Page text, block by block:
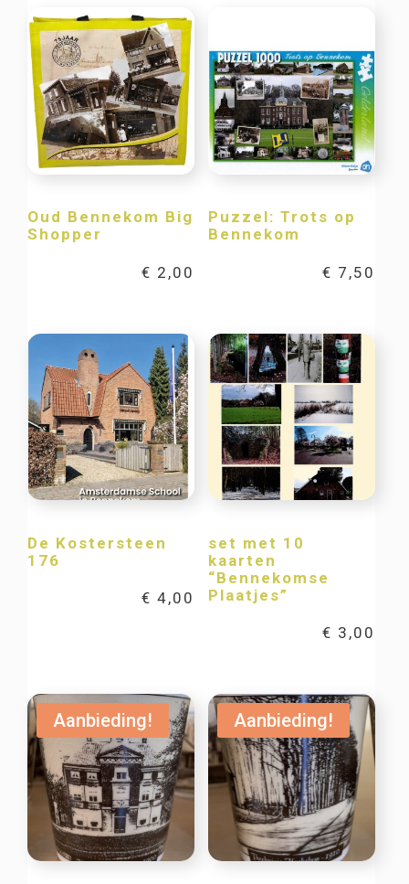
Oud Bennekom Big
Shopper
€ 2,00
Puzzel: Trots op
Bennekom
€ 7,50
De Kostersteen
176
€ 4,00
set met 10
kaarten
“Bennekomse
Plaatjes”
€ 3,00
Aanbieding! Aanbieding!